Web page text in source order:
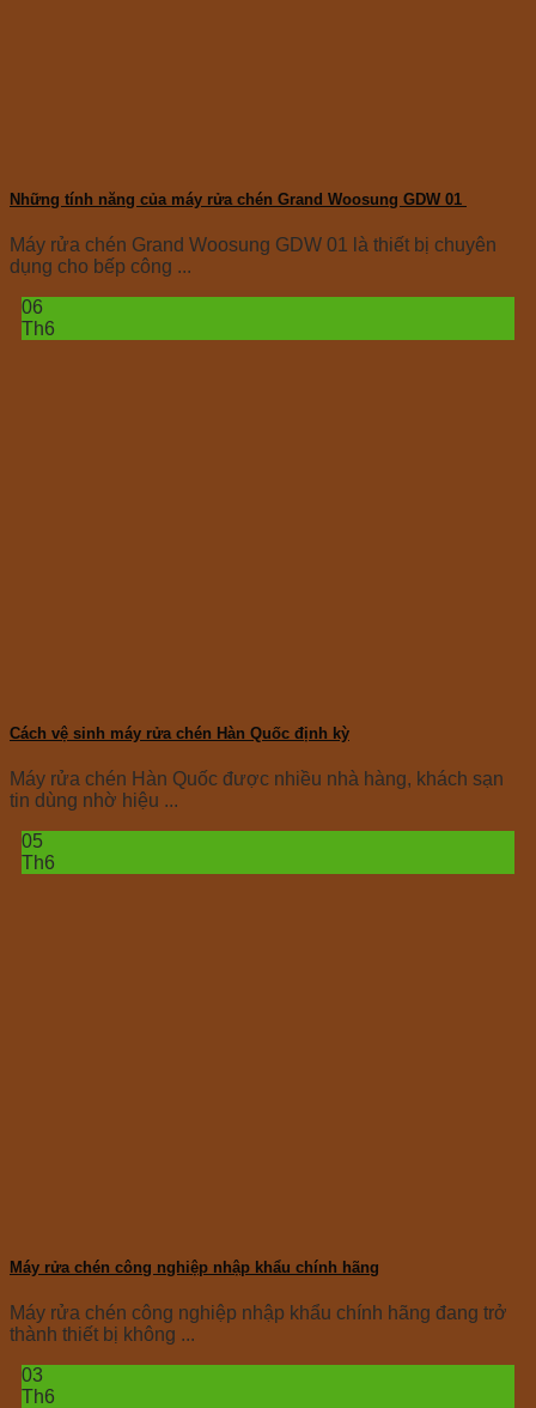
Những tính năng của máy rửa chén Grand Woosung GDW 01
Máy rửa chén Grand Woosung GDW 01 là thiết bị chuyên
dụng cho bếp công ...
06
Th6
Cách vệ sinh máy rửa chén Hàn Quốc định kỳ
Máy rửa chén Hàn Quốc được nhiều nhà hàng, khách sạn
tin dùng nhờ hiệu ...
05
Th6
Máy rửa chén công nghiệp nhập khẩu chính hãng
Máy rửa chén công nghiệp nhập khẩu chính hãng đang trở
thành thiết bị không ...
03
Th6